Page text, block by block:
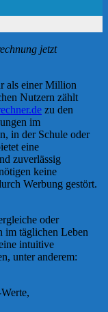
jetzt
als einer Million
Nutzern zählt
zu den
im
in der Schule oder
eine
zuverlässig
keine
Werbung gestört.
oder
im täglichen Leben
intuitive
unter anderem: